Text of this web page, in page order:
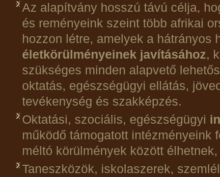
Az alapítvány hosszú távú célja,
és reményeink szeint több afrikai
hozzon létre, amelyek a hátrányos
életkörülményeinek javításához,
szükséges minden alapvető
oktatás, egészségügyi ellátás,
tevékenység és szakképzés.
Oktatási, szociális, egészségügyi
működő támogatott intézményeink
méltó körülmények között
Taneszközök, iskolaszerek,